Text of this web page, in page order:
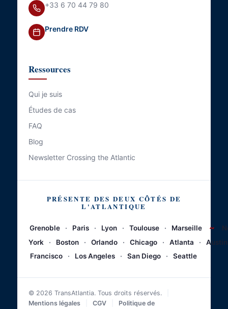
+33 6 70 44 79 80
Prendre RDV
Ressources
Qui je suis
Études de cas
FAQ
Blog
Newsletter Crossing the Atlantic
PRÉSENTE DES DEUX CÔTÉS DE
L'ATLANTIQUE
Grenoble · Paris · Lyon · Toulouse · Marseille ~
York
· Boston · Orlando · Chicago · Atlanta ·
Austin
Francisco
· Los Angeles · San Diego · Seattle
© 2026 TransAtlantia. Tous droits réservés.
Mentions légales
CGV
Politique de